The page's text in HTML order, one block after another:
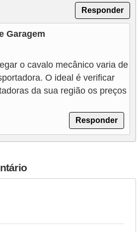
Responder
Garagem
o cavalo mecânico varia de
O ideal é verificar
da sua região os preços
Responder